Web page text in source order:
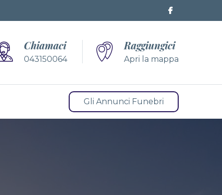
Chiamaci
043150064
Raggiungici
Apri la mappa
Gli Annunci Funebri